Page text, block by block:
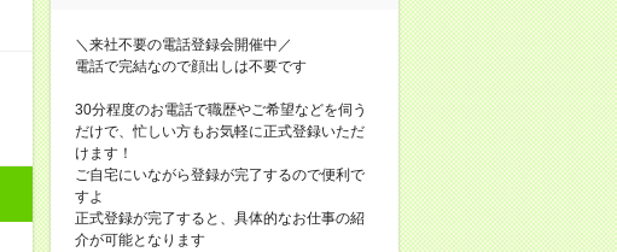
＼来社不要の電話登録会開催中／
電話で完結なので顔出しは不要です
30分程度のお電話で職歴やご希望などを伺う
だけで、忙しい方もお気軽に正式登録いただ
けます！
ご自宅にいながら登録が完了するので便利で
すよ
正式登録が完了すると、具体的なお仕事の紹
介が可能となります